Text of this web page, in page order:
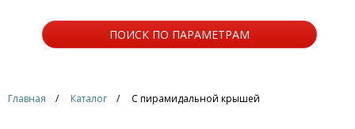
ПОИСК ПО ПАРАМЕТРАМ
Главная Каталог С пирамидальной крышей